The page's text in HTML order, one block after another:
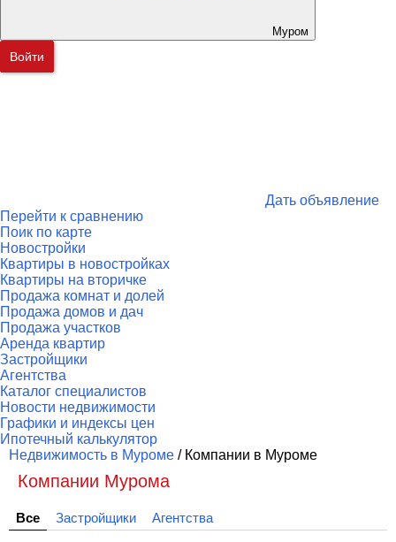
Муром
Войти
Дать объявление
Перейти к сравнению
Поик по карте
Новостройки
Квартиры в новостройках
Квартиры на вторичке
Продажа комнат и долей
Продажа домов и дач
Продажа участков
Аренда квартир
Застройщики
Агентства
Каталог специалистов
Новости недвижимости
Графики и индексы цен
Ипотечный калькулятор
Недвижимость в Муроме / Компании в Муроме
Компании Мурома
Все Застройщики Агентства